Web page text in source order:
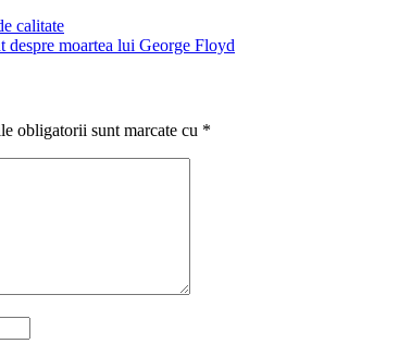
calitate
moartea lui George Floyd
obligatorii sunt marcate cu *